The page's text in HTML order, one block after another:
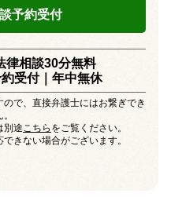
予約受付
律相談30分無料
受付｜年中無休
で、直接弁護士にはお繋ぎでき
別途こちら をご覧ください。
きない場合がございます。